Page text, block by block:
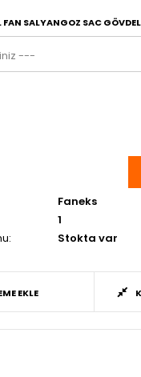
FAN SALYANGOZ SAC
Faneks
1
Stokta var
EKLE